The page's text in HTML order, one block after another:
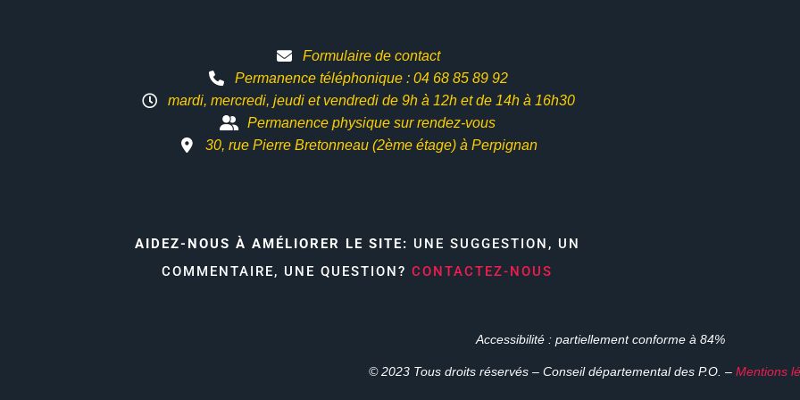
Formulaire de contact
Permanence téléphonique : 04 68 85 89 92
mardi, mercredi, jeudi et vendredi de 9h à 12h etde 14h à 16h30
Permanence physique sur rendez-vous
30, rue Pierre Bretonneau (2ème étage) à Perpignan
AIDEZ-NOUS À AMÉLIORER LE SITE: UNE SUGGESTION, UN
COMMENTAIRE, UNE QUESTION? CONTACTEZ-NOUS
Accessibilité : partiellement conforme à 84%
© 2023 Tous droits réservés – Conseil départemental des P.O. – Mentions